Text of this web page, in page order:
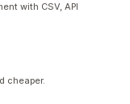
with CSV, API
cheaper.